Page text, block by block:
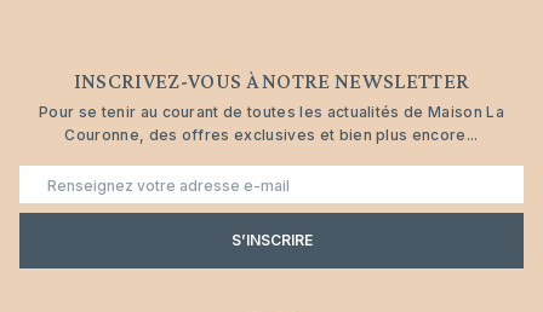
INSCRIVEZ-VOUS À NOTRE NEWSLETTER
Pour se tenir au courant de toutes les actualités de Maison La
Couronne, des offres exclusives et bien plus encore...
S’INSCRIRE